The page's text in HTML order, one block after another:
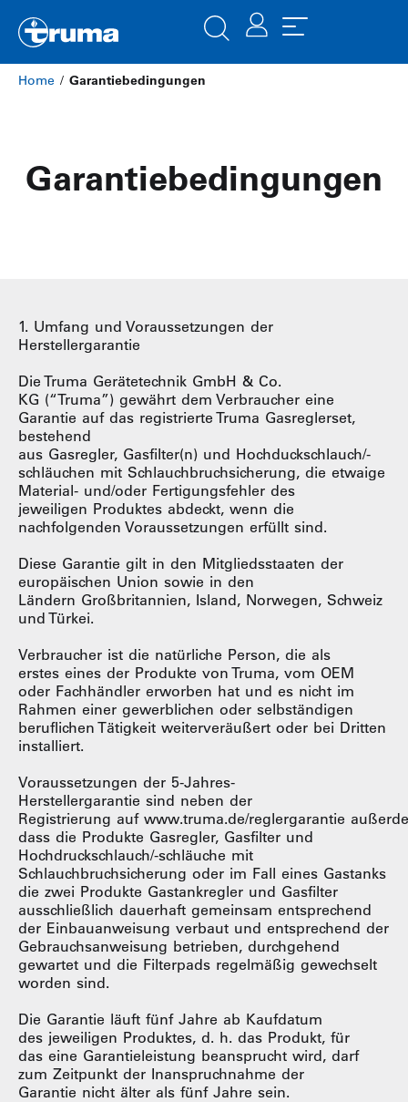
Home / Garantiebedingungen
Garantiebedingungen
1. Umfang und Voraussetzungen der
Herstellergarantie
Die Truma Gerätetechnik GmbH & Co.
KG (“Truma”) gewährt dem Verbraucher eine
Garantie auf das registrierte Truma Gasreglerset,
bestehend
aus Gasregler, Gasfilter(n) und Hochduckschlauch/-
schläuchen mit Schlauchbruchsicherung, die etwaige
Material- und/oder Fertigungsfehler des
jeweiligen Produktes abdeckt, wenn die
nachfolgenden Voraussetzungen erfüllt sind.
Diese Garantie gilt in den Mitgliedsstaaten der
europäischen Union sowie in den
Ländern Großbritannien, Island, Norwegen, Schweiz
und Türkei.
Verbraucher ist die natürliche Person, die als
erstes eines der Produkte von Truma, vom OEM
oder Fachhändler erworben hat und es nicht im
Rahmen einer gewerblichen oder selbständigen
beruflichen Tätigkeit weiterveräußert oder bei Dritten
installiert.
Voraussetzungen der 5-Jahres-
Herstellergarantie sind neben der
Registrierung auf www.truma.de/reglergarantie
dass die Produkte Gasregler, Gasfilter und
Hochdruckschlauch/-schläuche mit
Schlauchbruchsicherung oder im Fall eines Gastanks
die zwei Produkte Gastankregler und Gasfilter
ausschließlich dauerhaft gemeinsam entsprechend
der Einbauanweisung verbaut und entsprechend der
Gebrauchsanweisung betrieben, durchgehend
gewartet und die Filterpads regelmäßig gewechselt
worden sind.
Die Garantie läuft fünf Jahre ab Kaufdatum
des jeweiligen Produktes, d. h. das Produkt, für
das eine Garantieleistung beansprucht wird, darf
zum Zeitpunkt der Inanspruchnahme der
Garantie nicht älter als fünf Jahre sein.